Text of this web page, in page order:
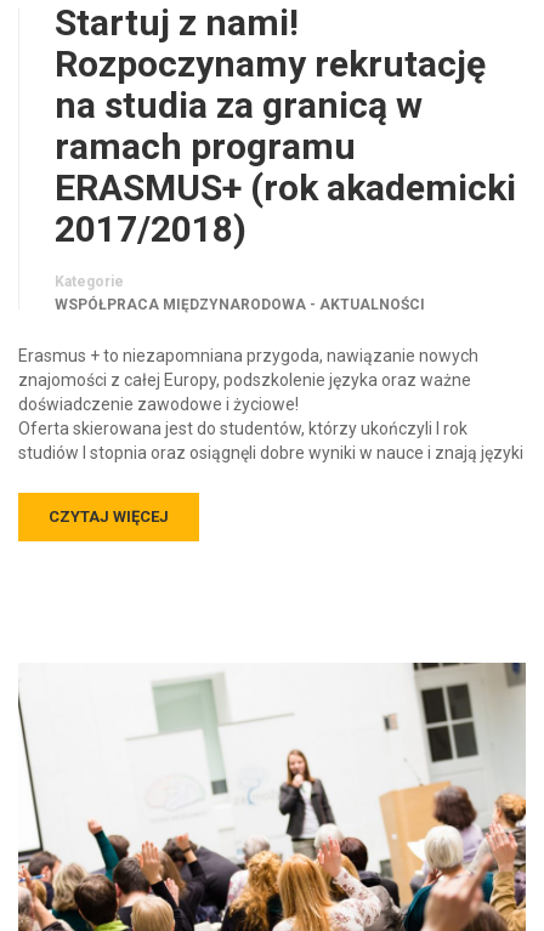
Startuj z nami!
Rozpoczynamy rekrutację
na studia za granicą w
ramach programu
ERASMUS+ (rok akademicki
2017/2018)
Kategorie
WSPÓŁPRACA MIĘDZYNARODOWA - AKTUALNOŚCI
Erasmus + to niezapomniana przygoda, nawiązanie nowych
znajomości z całej Europy, podszkolenie języka oraz ważne
doświadczenie zawodowe i życiowe!
Oferta skierowana jest do studentów, którzy ukończyli I rok
studiów I stopnia oraz osiągnęli dobre wyniki w nauce i znają języki
CZYTAJ WIĘCEJ